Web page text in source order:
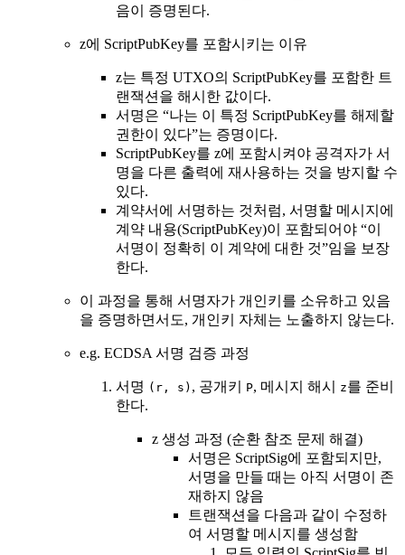
음이 증명된다.
z에 ScriptPubKey를 포함시키는 이유
z는 특정 UTXO의 ScriptPubKey를 포함한 트
랜잭션을 해시한 값이다.
서명은 “나는 이 특정 ScriptPubKey를 해제할
권한이 있다”는 증명이다.
ScriptPubKey를 z에 포함시켜야 공격자가 서
명을 다른 출력에 재사용하는 것을 방지할 수
있다.
계약서에 서명하는 것처럼, 서명할 메시지에
계약 내용(ScriptPubKey)이 포함되어야 “이
서명이 정확히 이 계약에 대한 것”임을 보장
한다.
이 과정을 통해 서명자가 개인키를 소유하고 있음
을 증명하면서도, 개인키 자체는 노출하지 않는다.
e.g. ECDSA 서명 검증 과정
서명 (r, s) , 공개키 P, 메시지 해시 z를 준비
한다.
z 생성 과정 (순환 참조 문제 해결)
서명은 ScriptSig에 포함되지만,
서명을 만들 때는 아직 서명이 존
재하지 않음
트랜잭션을 다음과 같이 수정하
여 서명할 메시지를 생성함